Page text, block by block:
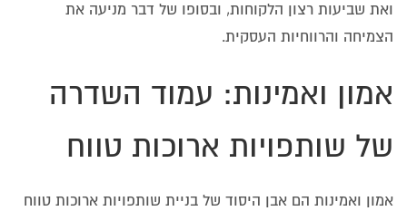
ואת שביעות רצון הלקוחות, ובסופו של דבר מניעה את
הצמיחה והרווחיות העסקית.
אמון ואמינות: עמוד השדרה
של שותפויות ארוכות טווח
אמון ואמינות הם אבן היסוד של בניית שותפויות ארוכות טווח